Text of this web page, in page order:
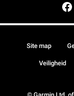
Site map
Veiligheid